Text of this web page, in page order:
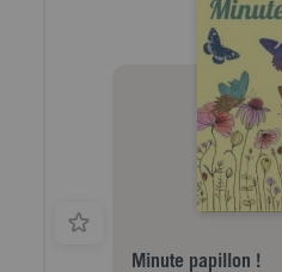
Minute papillon !